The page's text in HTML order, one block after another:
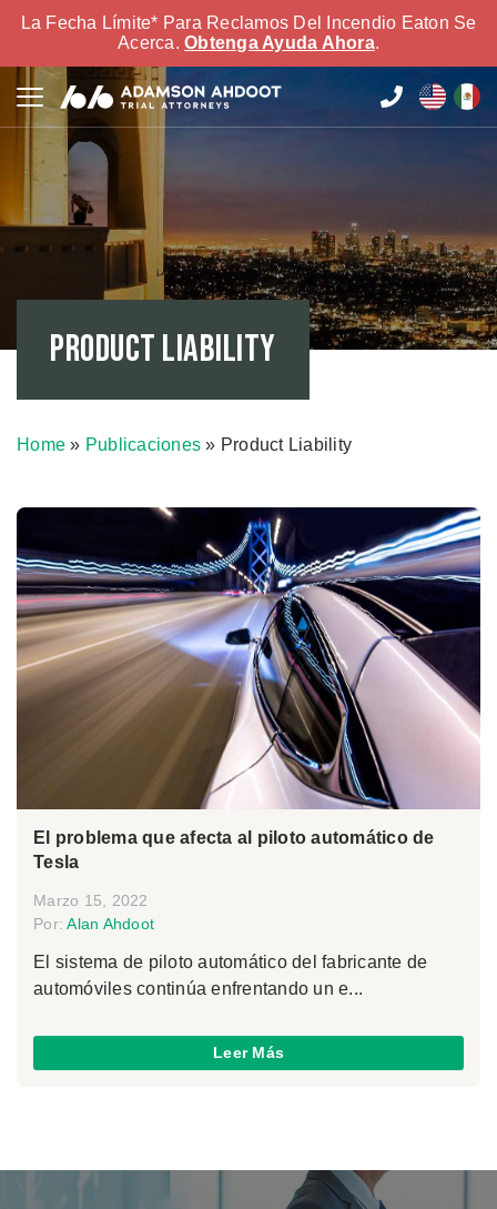
La Fecha Límite* Para Reclamos Del Incendio Eaton Se
Acerca. Obtenga Ayuda Ahora.
Product Liability
Home » Publicaciones » Product Liability
El problema que afecta al piloto automático de
Tesla
Marzo 15, 2022
Por:Alan Ahdoot
El sistema de piloto automático del fabricante de
automóviles continúa enfrentando un e...
Leer Más